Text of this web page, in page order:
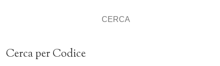
CERCA
Cerca per Codice